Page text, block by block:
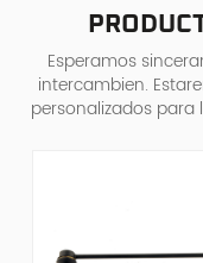
Esperamos
intercambien.
personalizados